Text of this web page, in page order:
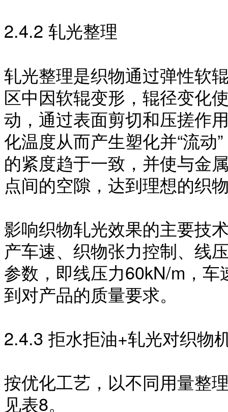
2.4.2 轧光整理
轧光整理是织物通过弹性软
区中因软辊变形，辊径变化
动，通过表面剪切和压搓作
化温度从而产生塑化并“流动
的紧度趋于一致，并使与金
点间的空隙，达到理想的织
影响织物轧光效果的主要技
产车速、织物张力控制、线
参数，即线压力60kN/m，
到对产品的质量要求。
2.4.3 拒水拒油+轧光对织物
按优化工艺，以不同用量整
见表8。